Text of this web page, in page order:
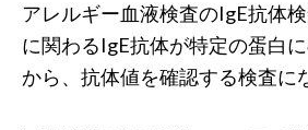
アレルギー血液検査のIgE抗体
に関わるIgE抗体が特定の蛋白
から、抗体値を確認する検査に